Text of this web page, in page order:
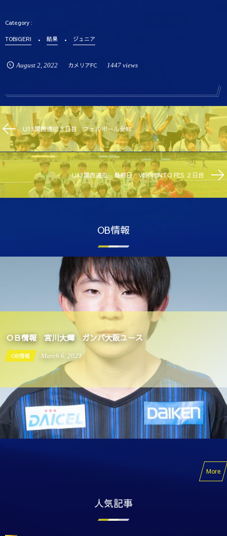
TOBIGERI 結果 ジュニア
August 2, 2022 カメリアFC 1447 views
U13関西遠征３日目 フェルボール愛知
U13関西遠征 最終日 VERVENTO FES ２日目
OB情報
ＯＢ情報 宮川大輝 ガンバ大阪ユース
OB情報 March 6 2023
More
人気記事